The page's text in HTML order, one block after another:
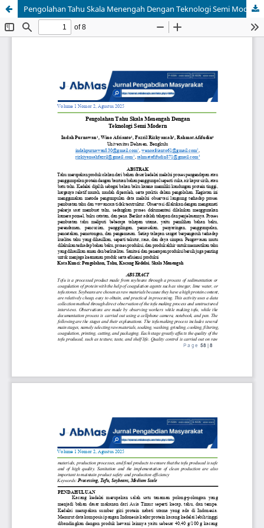
Pengolahan Tahu Skala Menengah Dengan Teknologi Semi Modern